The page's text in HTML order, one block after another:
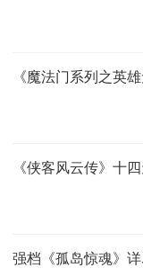
《魔法门系列之英
《侠客风云传》十
强档《孤岛惊魂》